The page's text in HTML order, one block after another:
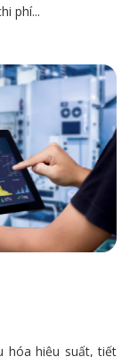
phí...
hóa hiệu suất, tiết